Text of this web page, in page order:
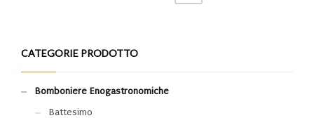
CATEGORIE PRODOTTO
Bomboniere Enogastronomiche
Battesimo